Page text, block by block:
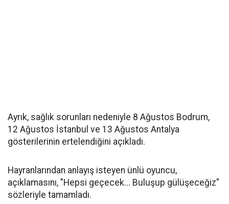
Ayrık, sağlık sorunları nedeniyle 8 Ağustos Bodrum,
12 Ağustos İstanbul ve 13 Ağustos Antalya
gösterilerinin ertelendiğini açıkladı.
Hayranlarından anlayış isteyen ünlü oyuncu,
açıklamasını, "Hepsi geçecek... Buluşup gülüşeceğiz"
sözleriyle tamamladı.